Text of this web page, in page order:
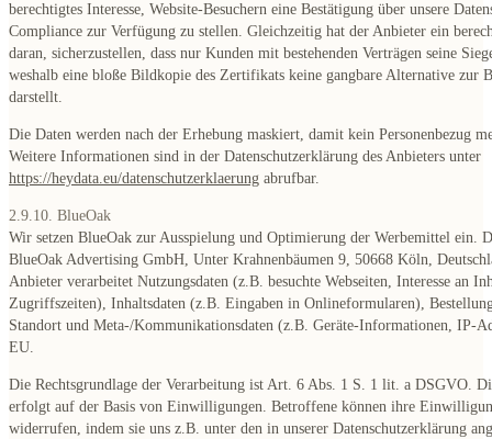
berechtigtes Interesse, Website-Besuchern eine Bestätigung über unsere
Compliance zur Verfügung zu stellen. Gleichzeitig hat der Anbieter ein
daran, sicherzustellen, dass nur Kunden mit bestehenden Verträgen seine
weshalb eine bloße Bildkopie des Zertifikats keine gangbare Alternative zur
darstellt.
Die Daten werden nach der Erhebung maskiert, damit kein Personenbezug
Weitere Informationen sind in der Datenschutzerklärung des Anbieters unter
https://heydata.eu/datenschutzerklaerung abrufbar.
2.9.10. BlueOak
Wir setzen BlueOak zur Ausspielung und Optimierung der Werbemittel ein.
BlueOak Advertising GmbH, Unter Krahnenbäumen 9, 50668 Köln,
Anbieter verarbeitet Nutzungsdaten (z.B. besuchte Webseiten, Interesse an
Zugriffszeiten), Inhaltsdaten (z.B. Eingaben in Onlineformularen),
Standort und Meta-/Kommunikationsdaten (z.B. Geräte-Informationen, IP-
EU.
Die Rechtsgrundlage der Verarbeitung ist Art. 6 Abs. 1 S. 1 lit. a DSGVO.
erfolgt auf der Basis von Einwilligungen. Betroffene können ihre
widerrufen, indem sie uns z.B. unter den in unserer Datenschutzerklärung